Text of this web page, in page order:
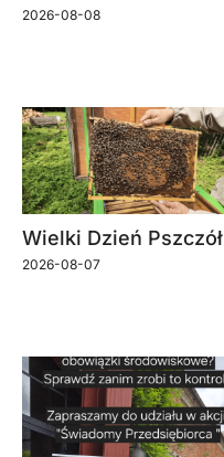
2026-08-08
Wielki Dzień Pszczół
2026-08-07